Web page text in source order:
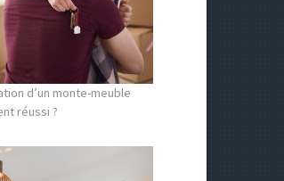
d’un monte-meuble
réussi ?